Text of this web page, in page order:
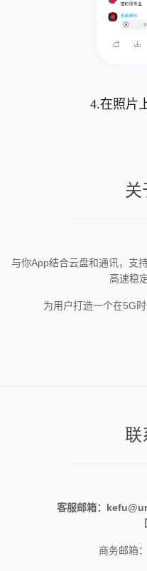
4.在照片
关
与你App结合云盘和通讯，支
高速稳
为用户打造一个在5G
联
客服邮箱：
商务邮箱